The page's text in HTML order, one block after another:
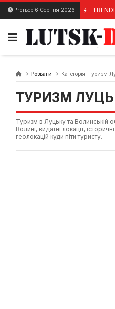
Skip
content
Четвер 6 Серпня 202619 Грудня, 2023 ДТП у
Розваги Категорія: Туризм
ТУРИЗМ
Туризм в Луцьку та Волинській
Волині, видатні локації,
геолокацій куди піти туристу.